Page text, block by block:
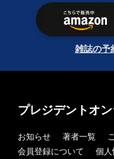
雑誌の予
プレジデントオ
お知らせ 著者一覧
会員登録について
個人